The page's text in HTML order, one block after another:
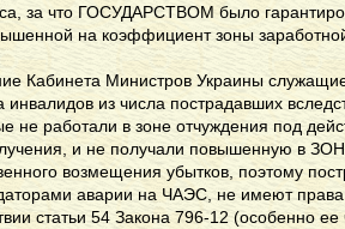
за что ГОСУДАРСТВОМ было
на коэффициент зоны
Кабинета Министров Украины
инвалидов из числа пострадавших
не работали в зоне отчуждения под
и не получали повышенную в
возмещения убытков, поэтому
аварии на ЧАЭС, не имеют права
статьи 54 Закона 796-12 (особенно ее